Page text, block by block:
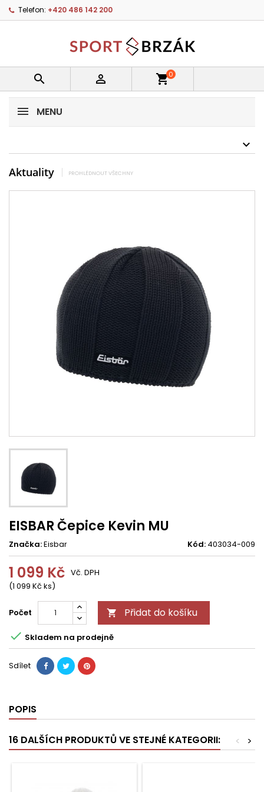
Telefon: +420 486 142 200
  shopping_cart0
MENU
Aktuality PROHLÉDNOUT VŠECHNY
EISBAR Čepice Kevin MU
Značka:Eisbar Kód: 403034-009
1 099 Kč
(1 099 Kč ks)
Vč. DPH
Počet  Přidat do košíku
 Skladem na prodejně
Sdílet
POPIS
16 DALŠÍCH PRODUKTŮ VE STEJNÉ KATEGORII: >
<